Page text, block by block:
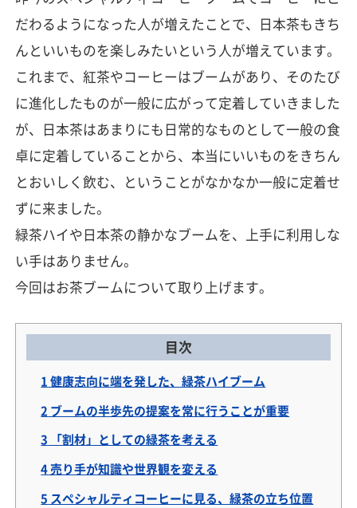
だわるようになった人が増えたことで、日本茶もきち
んといいものを楽しみたいという人が増えています。
これまで、紅茶やコーヒーはブームがあり、そのたび
に進化したものが一般に広がって定着していきました
が、日本茶はあまりにも日常的なものとして一般の食
卓に定着していることから、本当にいいものをきちん
とおいしく飲む、ということがなかなか一般に定着せ
ずに来ました。
緑茶ハイや日本茶の静かなブームを、上手に利用しな
い手はありません。
今回はお茶ブームについて取り上げます。
目次
1健康志向に端を発した、緑茶ハイブーム
2 ブームの半歩先の提案を常に行うことが重要
3 「割材」としての緑茶を考える
4売り手が知識や世界観を変える
5 スペシャルティコーヒーに見る、緑茶の立ち位置